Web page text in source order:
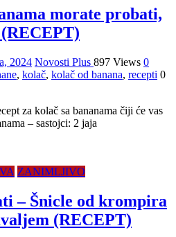
morate probati,
2024 Novosti Plus 897 Views 0
, kolač, kolač od banana, recepti 0
za kolač sa bananama čiji će vas
– sastojci: 2 jaja
ZANIMLJIVO
– Šnicle od krompira
(RECEPT)